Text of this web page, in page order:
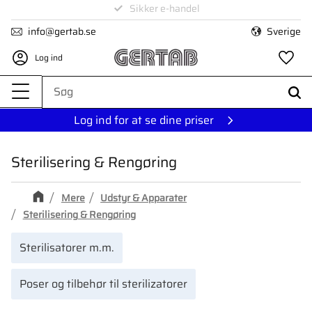
Menu
Sikker e-handel
Levering på 1-4 dage
info@gertab.se
Sverige
Log ind
Log ind for at se dine priser
Sterilisering & Rengøring
Mere
Udstyr & Apparater
Sterilisering & Rengøring
Sterilisatorer m.m.
Poser og tilbehør til sterilizatorer